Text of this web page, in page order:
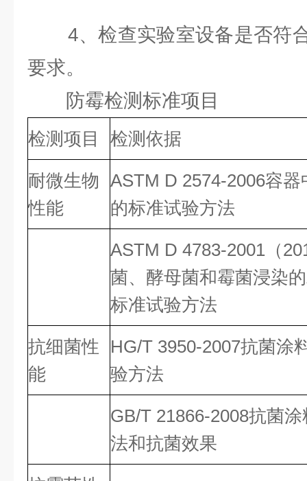
4、检查实验室设备是否符
要求。
防霉检测标准项目
检测项目 检测依据
耐微生物
性能
ASTM D 2574-2006容
的标准试验方法
ASTM D 4783-2001（
菌、酵母菌和霉菌浸染
标准试验方法
抗细菌性
能
HG/T 3950-2007抗菌涂
验方法
GB/T 21866-2008抗菌
法和抗菌效果